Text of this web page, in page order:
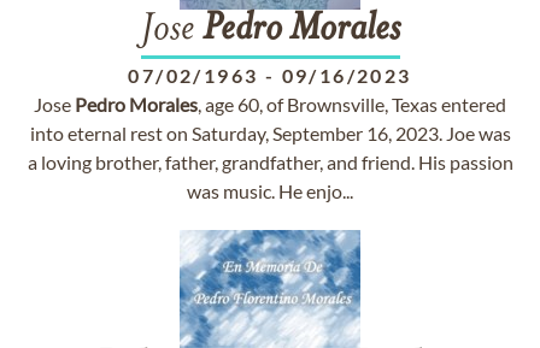
Jose Pedro Morales
07/02/1963 - 09/16/2023
Jose Pedro Morales, age 60, of Brownsville, Texas entered
into eternal rest on Saturday, September 16, 2023. Joe was
a loving brother, father, grandfather, and friend. His passion
was music. He enjo...